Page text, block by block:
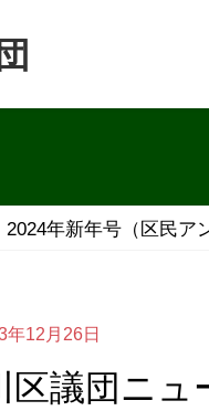
年新年号（区民ア
年12月26日